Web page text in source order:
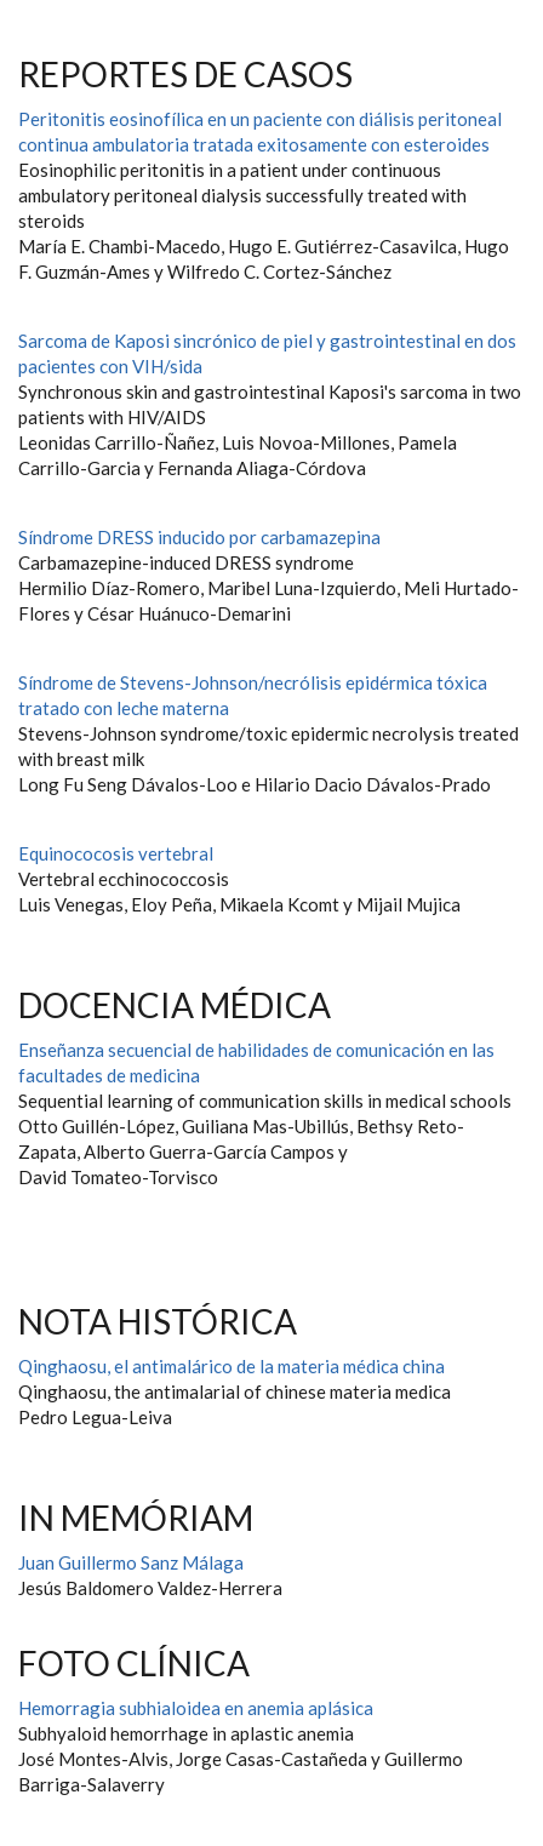
REPORTES DE CASOS
Peritonitis eosinofílica en un paciente con diálisis peritoneal
continua ambulatoria tratada exitosamente con esteroides
Eosinophilic peritonitis in a patient under continuous
ambulatory peritoneal dialysis successfully treated with
steroids
María E. Chambi-Macedo, Hugo E. Gutiérrez-Casavilca, Hugo
F. Guzmán-Ames y Wilfredo C. Cortez-Sánchez
Sarcoma de Kaposi sincrónico de piel y gastrointestinal en dos
pacientes con VIH/sida
Synchronous skin and gastrointestinal Kaposi's sarcoma in two
patients with HIV/AIDS
Leonidas Carrillo-Ñañez, Luis Novoa-Millones, Pamela
Carrillo-Garcia y Fernanda Aliaga-Córdova
Síndrome DRESS inducido por carbamazepina
Carbamazepine-induced DRESS syndrome
Hermilio Díaz-Romero, Maribel Luna-Izquierdo, Meli Hurtado-
Flores y César Huánuco-Demarini
Síndrome de Stevens-Johnson/necrólisis epidérmica tóxica
tratado con leche materna
Stevens-Johnson syndrome/toxic epidermic necrolysis treated
with breast milk
Long Fu Seng Dávalos-Loo e Hilario Dacio Dávalos-Prado
Equinococosis vertebral
Vertebral ecchinococcosis
Luis Venegas, Eloy Peña, Mikaela Kcomt y Mijail Mujica
DOCENCIA MÉDICA
Enseñanza secuencial de habilidades de comunicación en las
facultades de medicina
Sequential learning of communication skills in medical schools
Otto Guillén-López, Guiliana Mas-Ubillús, Bethsy Reto-
Zapata, Alberto Guerra-García Campos y
David Tomateo-Torvisco
NOTA HISTÓRICA
Qinghaosu, el antimalárico de la materia médica china
Qinghaosu, the antimalarial of chinese materia medica
Pedro Legua-Leiva
IN MEMÓRIAM
Juan Guillermo Sanz Málaga
Jesús Baldomero Valdez-Herrera
FOTO CLÍNICA
Hemorragia subhialoidea en anemia aplásica
Subhyaloid hemorrhage in aplastic anemia
José Montes-Alvis, Jorge Casas-Castañeda y Guillermo
Barriga-Salaverry